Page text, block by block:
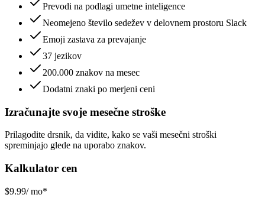
Prevodi na podlagi umetne inteligence
Neomejeno število sedežev v delovnem prostoru Slack
Emoji zastava za prevajanje
37 jezikov
200.000 znakov na mesec
Dodatni znaki po merjeni ceni
Izračunajte svoje mesečne stroške
Prilagodite drsnik, da vidite, kako se vaši mesečni stroški
spreminjajo glede na uporabo znakov.
Kalkulator cen
$9.99/ mo*